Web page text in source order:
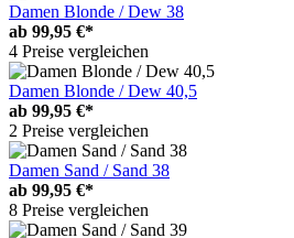
Damen Blonde / Dew 38
ab 99,95 €*
4 Preise vergleichen
Damen Blonde / Dew 40,5
ab 99,95 €*
2 Preise vergleichen
Damen Sand / Sand 38
ab 99,95 €*
8 Preise vergleichen